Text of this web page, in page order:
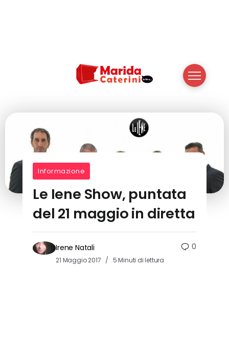
Informazione
Le Iene Show, puntata
del 21 maggio in diretta
Irene Natali
21 Maggio 2017 5 Minuti di lettura
0